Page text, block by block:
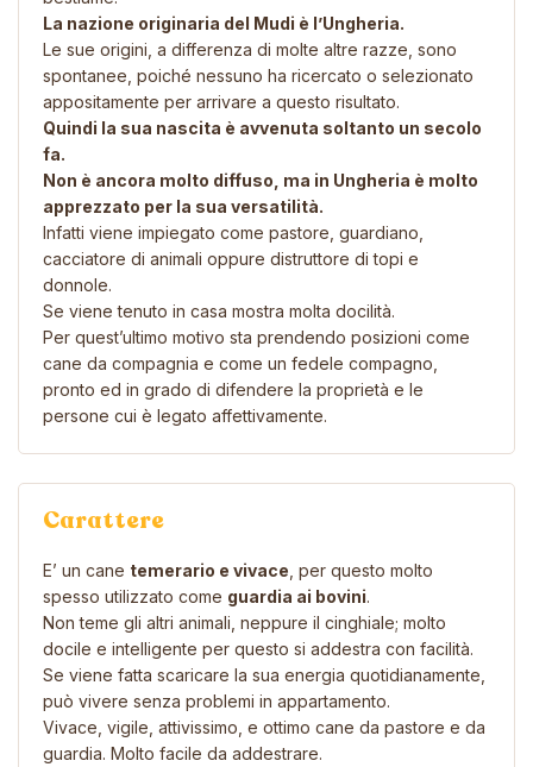
La nazione originaria del Mudi è l’Ungheria.
Le sue origini, a differenza di molte altre razze, sono
spontanee, poiché nessuno ha ricercato o selezionato
appositamente per arrivare a questo risultato.
Quindi la sua nascita è avvenuta soltanto un secolo
fa.
Non è ancora molto diffuso, ma in Ungheria è molto
apprezzato per la sua versatilità.
Infatti viene impiegato come pastore, guardiano,
cacciatore di animali oppure distruttore di topi e
donnole.
Se viene tenuto in casa mostra molta docilità.
Per quest’ultimo motivo sta prendendo posizioni come
cane da compagnia e come un fedele compagno,
pronto ed in grado di difendere la proprietà e le
persone cui è legato affettivamente.
Carattere
E’ un cane temerario e vivace , per questo molto
spesso utilizzato come guardia ai bovini.
Non teme gli altri animali, neppure il cinghiale; molto
docile e intelligente per questo si addestra con facilità.
Se viene fatta scaricare la sua energia quotidianamente,
può vivere senza problemi in appartamento.
Vivace, vigile, attivissimo, e ottimo cane da pastore e da
guardia. Molto facile da addestrare.